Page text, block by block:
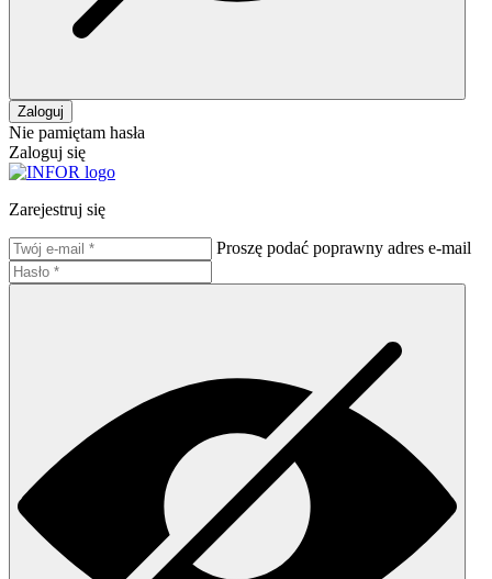
Zaloguj
Nie pamiętam hasła
Zaloguj się
Zarejestruj się
Proszę podać poprawny adres e-mail